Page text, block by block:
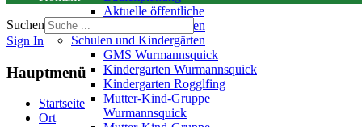
Aktuelle öffentliche
Bekanntmachungen
Schulen und Kindergärten
GMS Wurmannsquick
Kindergarten Wurmannsquick
Kindergarten Rogglfing
Mutter-Kind-Gruppe
Wurmannsquick
Suchen
Sign In
Hauptmenü
Startseite
Ort